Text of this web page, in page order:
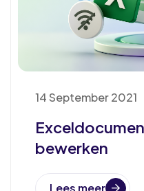
14 September 2021
bewerken
Lees meer